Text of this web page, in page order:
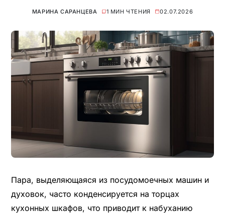
МАРИНА САРАНЦЕВА 1 МИН ЧТЕНИЯ 02.07.2026
Пара, выделяющаяся из посудомоечных машин и
духовок, часто конденсируется на торцах
кухонных шкафов, что приводит к набуханию